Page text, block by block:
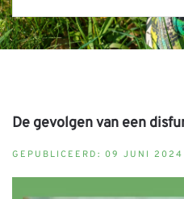
De gevolgen van een
GEPUBLICEERD: 09 JUNI 2024